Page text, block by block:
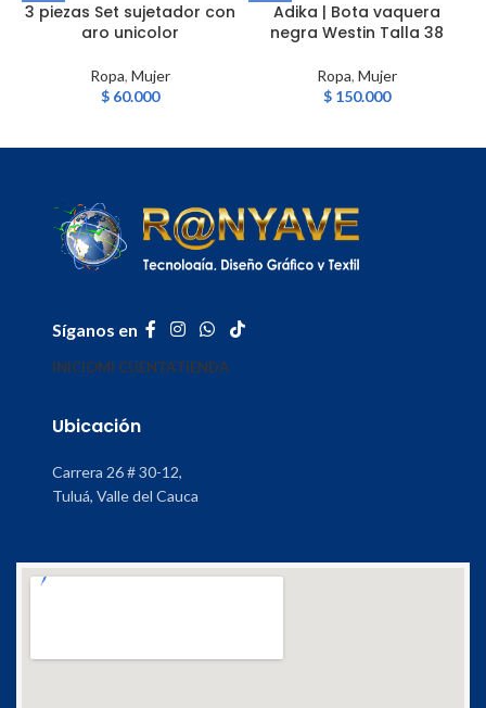
3 piezas Set sujetador con
aro unicolor
Ropa, Mujer
$60.000
Adika | Bota vaquera
negra Westin Talla 38
Ropa, Mujer
$150.000
Síganos en
INICIOMI CUENTATIENDA
Ubicación
Carrera 26 # 30-12,
Tuluá, Valle del Cauca